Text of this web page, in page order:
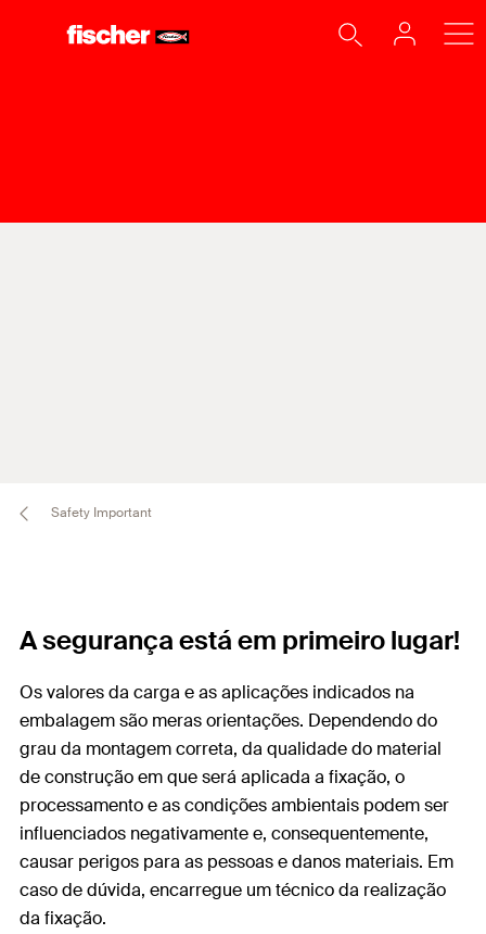
Safety Important
A segurança está em primeiro lugar!
Os valores da carga e as aplicações indicados na
embalagem são meras orientações. Dependendo do
grau da montagem correta, da qualidade do material
de construção em que será aplicada a fixação, o
processamento e as condições ambientais podem ser
influenciados negativamente e, consequentemente,
causar perigos para as pessoas e danos materiais. Em
caso de dúvida, encarregue um técnico da realização
da fixação.